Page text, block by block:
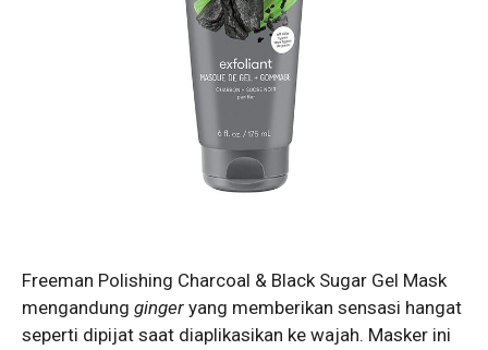
Freeman Polishing Charcoal & Black Sugar Gel Mask
mengandung ginger yang memberikan sensasi hangat
seperti dipijat saat diaplikasikan ke wajah. Masker ini